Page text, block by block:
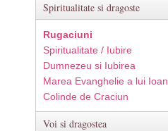
Spiritualitate si dragoste
Rugaciuni
Spiritualitate / Iubire
Dumnezeu si Iubirea
Marea Evanghelie a lui Ioan
Colinde de Craciun
Voi si dragostea